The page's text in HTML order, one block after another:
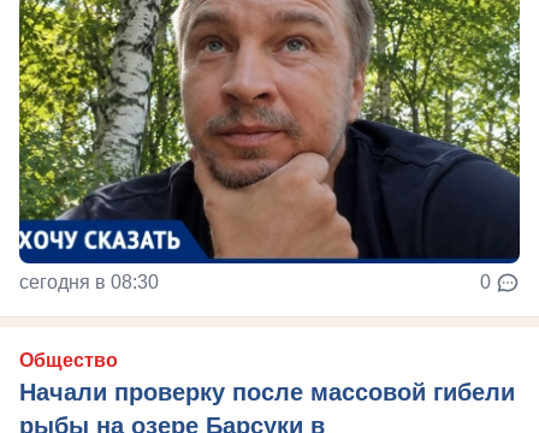
сегодня в 08:30 0
Общество
Начали проверку после массовой гибели
рыбы на озере Барсуки в